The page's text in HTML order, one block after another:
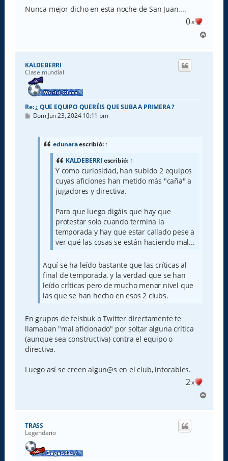
Nunca mejor dicho en esta noche de San Juan....
0x
r
KALDEBERRI
Clase mundial
Re: ¿ QUE EQUIPO QUERÉIS QUE SUBA A PRIMERA ?
M
Dom Jun 23, 2024 10:11 pm
edunaraescribió:↑
KALDEBERRI escribió: ↑
Y como curiosidad, han subido 2 equipos
cuyas aficiones han metido más "caña" a
jugadores y directiva.
Para que luego digáis que hay que
protestar solo cuando termina la
temporada y hay que estar callado pese a
ver qué las cosas se están haciendo mal...
Aquí se ha leído bastante que las críticas al
final de temporada, y la verdad que se han
leído críticas pero de mucho menor nivel que
las que se han hecho en esos 2 clubs.
En grupos de feisbuk o Twitter directamente te
llamaban "mal aficionado" por soltar alguna crítica
(aunque sea constructiva) contra el equipo o
directiva.
Luego así se creen algun@s en el club, intocables.
2x
r
TRASS
Legendario